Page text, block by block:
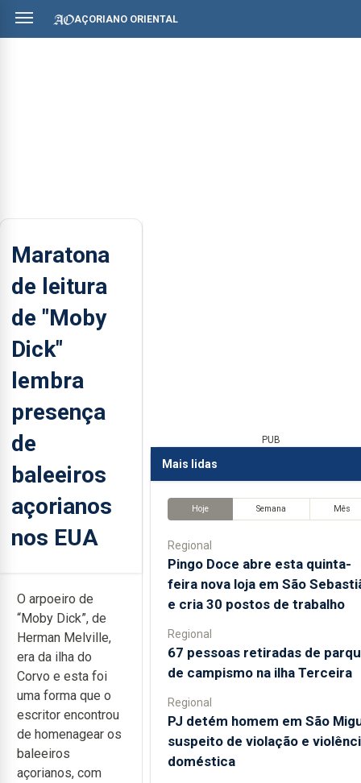
AÇORIANO ORIENTAL
Maratona
de leitura
de "Moby
Dick"
lembra
presença
de
baleeiros
açorianos
nos EUA
O arpoeiro de
“Moby Dick”, de
Herman Melville,
era da ilha do
Corvo e esta foi
uma forma que o
escritor encontrou
de homenagear os
baleeiros
açorianos, com
PUB
Mais lidas
Hoje Semana Mês
Regional
Pingo Doce abre esta quinta-
feira nova loja em São
e cria 30 postos de trabalho
Regional
67 pessoas retiradas de
de campismo na ilha Terceira
Regional
PJ detém homem em São
suspeito de violação e
doméstica